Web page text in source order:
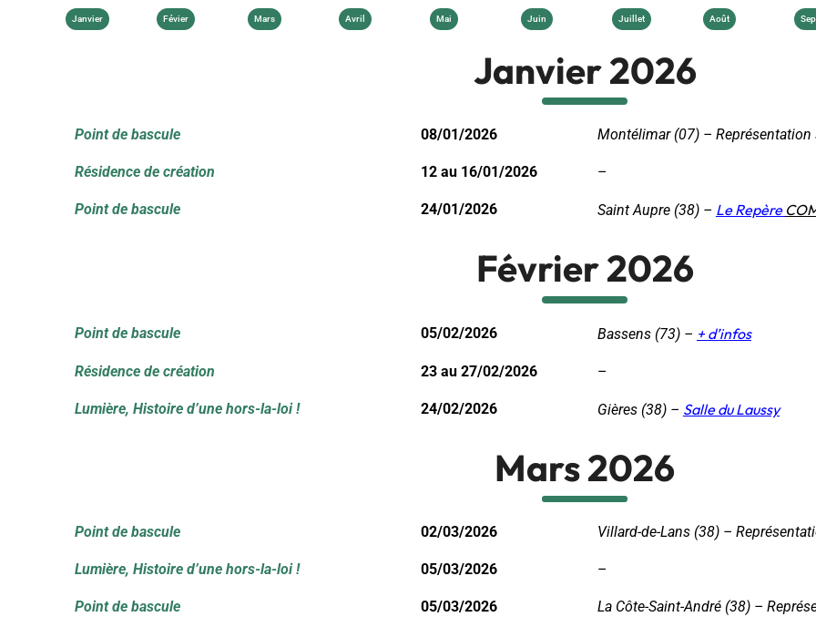
Janvier Févier Mars Avril Mai Juin Juillet Août
Janvier 2026
Point de bascule 08/01/2026 Montélimar (07) – Représentation
Résidence de création 12 au 16/01/2026 –
Point de bascule 24/01/2026 Saint Aupre (38) – Le Repère
Février 2026
Point de bascule 05/02/2026 Bassens (73) – + d’infos
Résidence de création 23 au 27/02/2026 –
Lumière, Histoire d’une hors-la-loi ! 24/02/2026 Gières (38) – Salle du Laussy
Mars 2026
Point de bascule 02/03/2026 Villard-de-Lans (38) –
Lumière, Histoire d’une hors-la-loi ! 05/03/2026 –
Point de bascule 05/03/2026 La Côte-Saint-André (38) –